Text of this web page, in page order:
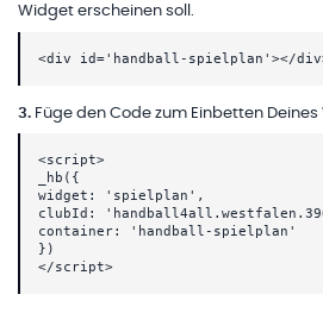
Widget erscheinen soll.
<div id='handball-spielplan'></
3. Füge den Code zum Einbetten
<script>
_hb({
widget: 'spielplan',
clubId:
container: 'handball-spielplan'
})
</script>